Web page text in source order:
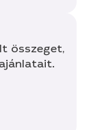
összeget,